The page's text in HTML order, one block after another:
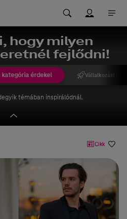
hogy milyen
fejlődni!
kategória érdekel Vállalkozást
témában inspirálódnál.
Cikk